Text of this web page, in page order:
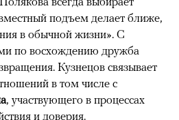
подъем делает ближе,
в обычной жизни». С
по восхождению дружба
Кузнецов связывает
в том числе с
, участвующего в процессах
и доверия.